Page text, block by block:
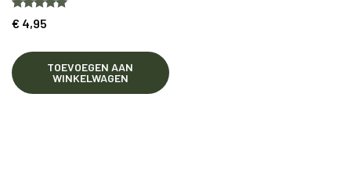
Gewaardeerd
5.00
€ 4,95
TOEVOEGEN AAN
WINKELWAGEN